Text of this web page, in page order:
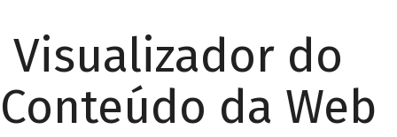
Visualizador do
Conteúdo da Web